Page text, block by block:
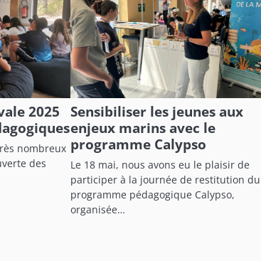
2025
nombreux
des
Sensibiliser les jeunes aux
enjeux marins avec le
programme Calypso
Le 18 mai, nous avons eu le plaisir de
participer à la journée de restitution du
programme pédagogique Calypso,
organisée…